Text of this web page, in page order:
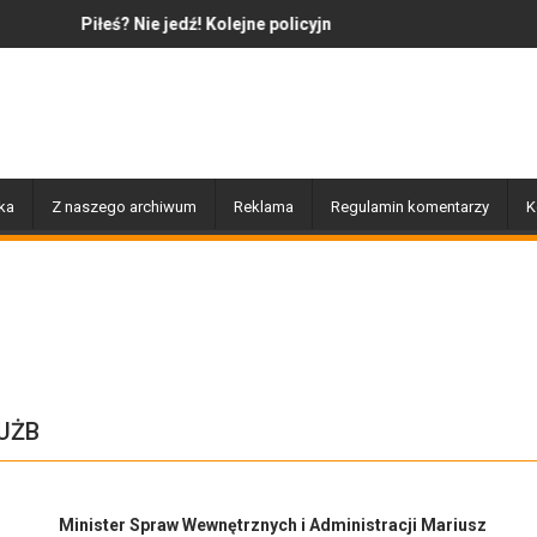
jedź! Kolejne policyjne działania „Trzeźwość”Jazz to nie tylko muzyka –
Z naszego archiwum Reklama Regulamin komentarzy
Minister Spraw Wewnętrznych i Administracji Mariusz